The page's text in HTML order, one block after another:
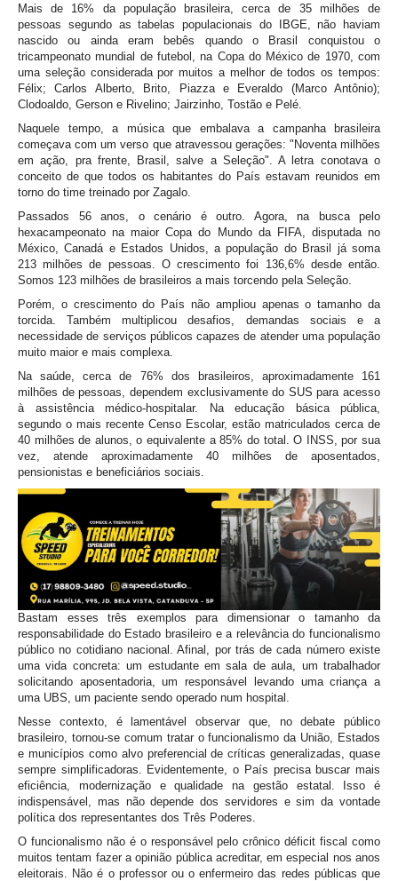
Mais de 16% da população brasileira, cerca de 35 milhões de
pessoas segundo as tabelas populacionais do IBGE, não haviam
nascido ou ainda eram bebês quando o Brasil conquistou o
tricampeonato mundial de futebol, na Copa do México de 1970, com
uma seleção considerada por muitos a melhor de todos os tempos:
Félix; Carlos Alberto, Brito, Piazza e Everaldo (Marco Antônio);
Clodoaldo, Gerson e Rivelino; Jairzinho, Tostão e Pelé.
Naquele tempo, a música que embalava a campanha brasileira
começava com um verso que atravessou gerações: "Noventa milhões
em ação, pra frente, Brasil, salve a Seleção". A letra conotava o
conceito de que todos os habitantes do País estavam reunidos em
torno do time treinado por Zagalo.
Passados 56 anos, o cenário é outro. Agora, na busca pelo
hexacampeonato na maior Copa do Mundo da FIFA, disputada no
México, Canadá e Estados Unidos, a população do Brasil já soma
213 milhões de pessoas. O crescimento foi 136,6% desde então.
Somos 123 milhões de brasileiros a mais torcendo pela Seleção.
Porém, o crescimento do País não ampliou apenas o tamanho da
torcida. Também multiplicou desafios, demandas sociais e a
necessidade de serviços públicos capazes de atender uma população
muito maior e mais complexa.
Na saúde, cerca de 76% dos brasileiros, aproximadamente 161
milhões de pessoas, dependem exclusivamente do SUS para acesso
à assistência médico-hospitalar. Na educação básica pública,
segundo o mais recente Censo Escolar, estão matriculados cerca de
40 milhões de alunos, o equivalente a 85% do total. O INSS, por sua
vez, atende aproximadamente 40 milhões de aposentados,
pensionistas e beneficiários sociais.
Bastam esses três exemplos para dimensionar o tamanho da
responsabilidade do Estado brasileiro e a relevância do funcionalismo
público no cotidiano nacional. Afinal, por trás de cada número existe
uma vida concreta: um estudante em sala de aula, um trabalhador
solicitando aposentadoria, um responsável levando uma criança a
uma UBS, um paciente sendo operado num hospital.
Nesse contexto, é lamentável observar que, no debate público
brasileiro, tornou-se comum tratar o funcionalismo da União, Estados
e municípios como alvo preferencial de críticas generalizadas, quase
sempre simplificadoras. Evidentemente, o País precisa buscar mais
eficiência, modernização e qualidade na gestão estatal. Isso é
indispensável, mas não depende dos servidores e sim da vontade
política dos representantes dos Três Poderes.
O funcionalismo não é o responsável pelo crônico déficit fiscal como
muitos tentam fazer a opinião pública acreditar, em especial nos anos
eleitorais. Não é o professor ou o enfermeiro das redes públicas que